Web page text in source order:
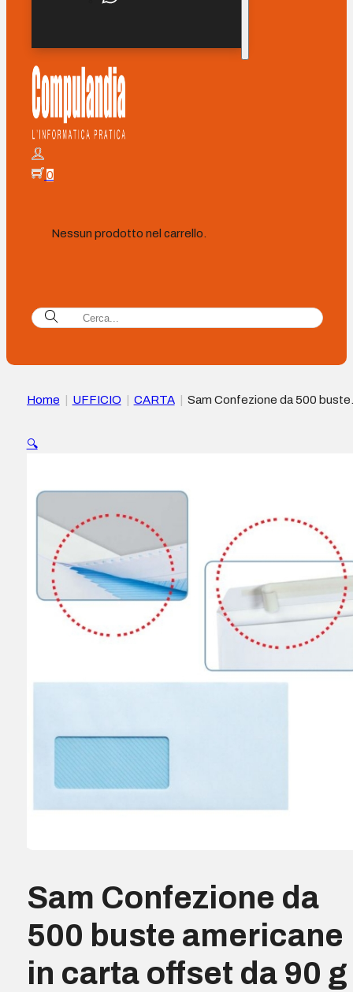
0
Nessun prodotto nel carrello.
Home UFFICIO CARTA
Sam Confezione da 500 buste
115×225 mm – Specifiche per stampanti laser – Autoadesive
🔍
Sam Confezione da
500 buste americane
in carta offset da 90 g